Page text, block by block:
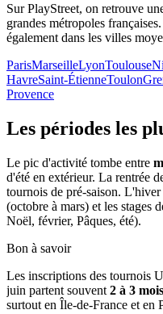
Sur PlayStreet, on retrouve
grandes métropoles
également dans les villes
ParisMarseilleLyonToulouse
HavreSaint-ÉtienneToulon
Provence
Les périodes les
Le pic d'activité tombe entre
d'été en extérieur. La rentrée
tournois de pré-saison.
(octobre à mars) et les stages
Noël, février, Pâques, été).
Bon à savoir
Les inscriptions des tournois
juin partent souvent 2 à 3
surtout en Île-de-France et en